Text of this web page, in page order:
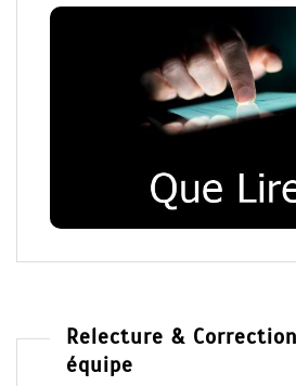
Relecture &
équipe